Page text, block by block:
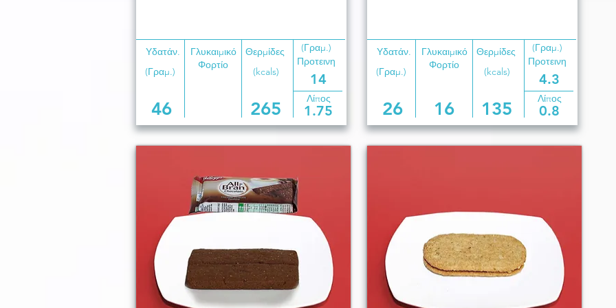
Υδατάν.
Γλυκαιμικό
Φορτίο
(Γραμ.)
Θερμίδες
(kcals)
Προτεινη
14
(Γραμ.)
46 265 Λίπος
1.75
Υδατάν.
Γλυκαιμικό
Φορτίο
(Γραμ.)
Θερμίδες
(kcals)
Προτεινη
4.3
(Γραμ.)
26 16 135 Λίπος
0.8